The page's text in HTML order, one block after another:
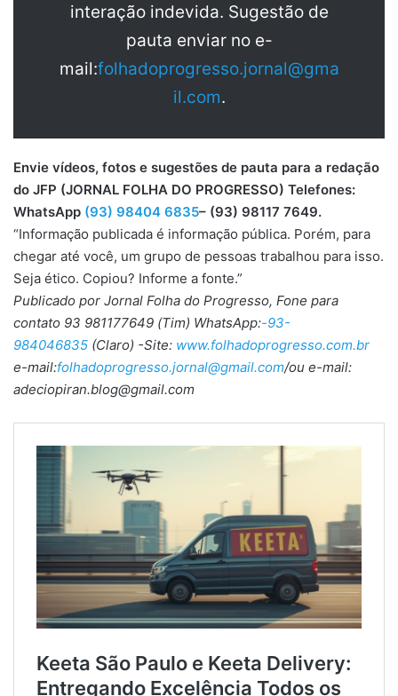
interação indevida. Sugestão de
pauta enviar no e-
mail:folhadoprogresso.jornal@gma
il.com.
Envie vídeos, fotos e sugestões de pauta para a redação
do JFP (JORNAL FOLHA DO PROGRESSO) Telefones:
WhatsApp (93) 98404 6835– (93) 98117 7649.
“Informação publicada é informação pública. Porém, para
chegar até você, um grupo de pessoas trabalhou para isso.
Seja ético. Copiou? Informe a fonte.”
Publicado por Jornal Folha do Progresso, Fone para
contato 93 981177649 (Tim) WhatsApp:-93-
984046835 (Claro) -Site: www.folhadoprogresso.com.br
e-mail:folhadoprogresso.jornal@gmail.com/ou e-mail:
adeciopiran.blog@gmail.com